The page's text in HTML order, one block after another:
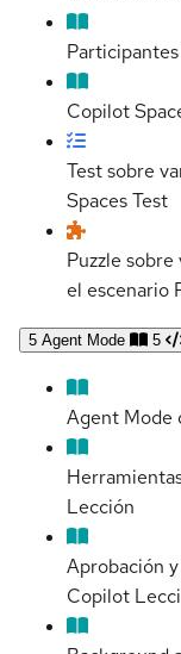
Copilot
Test sobre
SpacesTest
Puzzle
el escenario
5 Agent Mode 5
Agent Mode
Lección
Aprobación
Copilot